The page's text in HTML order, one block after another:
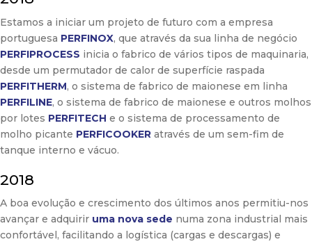
Estamos a iniciar um projeto de futuro com a empresa
portuguesa PERFINOX, que através da sua linha de negócio
PERFIPROCESS inicia o fabrico de vários tipos de maquinaria,
desde um permutador de calor de superfície raspada
PERFITHERM, o sistema de fabrico de maionese em linha
PERFILINE, o sistema de fabrico de maionese e outros molhos
por lotes PERFITECH e o sistema de processamento de
molho picante PERFICOOKER através de um sem-fim de
tanque interno e vácuo.
2018
A boa evolução e crescimento dos últimos anos permitiu-nos
avançar e adquirir uma nova sede numa zona industrial mais
confortável, facilitando a logística (cargas e descargas) e